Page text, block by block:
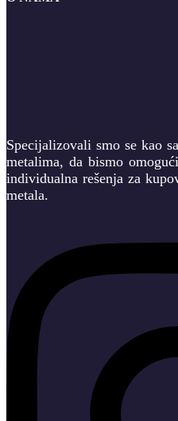
Specijalizovali smo se kao
metalima, da bismo
individualna rešenja za
metala.